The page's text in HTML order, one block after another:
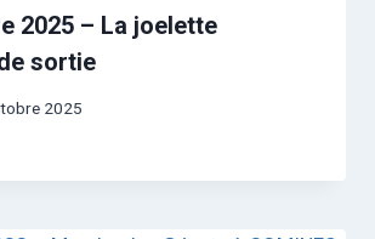
2025 – La joelette
sortie
2025